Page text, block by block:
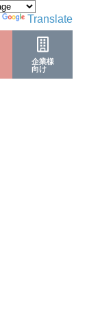
企業様
向け
Translate